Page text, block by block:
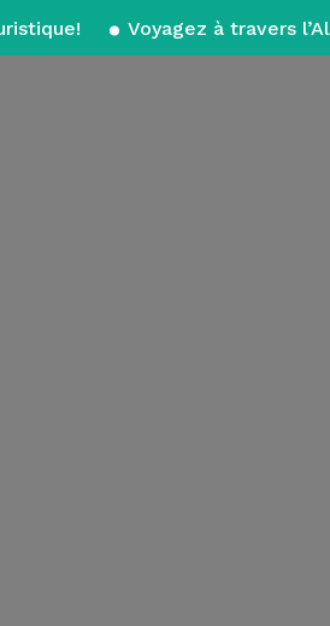
Voyagez à travers